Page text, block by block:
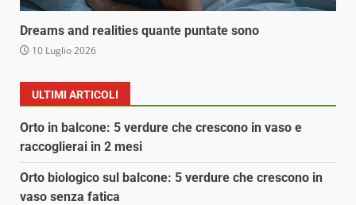
Dreams and realities quante puntate sono
10 Luglio 2026
ULTIMI ARTICOLI
Orto in balcone: 5 verdure che crescono in vaso e
raccoglierai in 2 mesi
Orto biologico sul balcone: 5 verdure che crescono in
vaso senza fatica